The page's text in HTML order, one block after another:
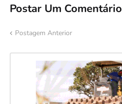
Postar Um Comentário
Postagem Anterior